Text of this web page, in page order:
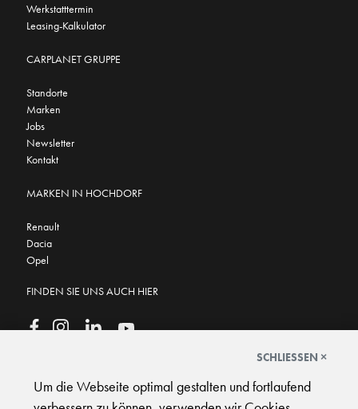
Werkstatttermin
Leasing-Kalkulator
CARPLANET GRUPPE
Standorte
Marken
Jobs
Newsletter
Kontakt
MARKEN IN HOCHDORF
Renault
Dacia
Opel
FINDEN SIE UNS AUCH HIER
GOOGLE BEWERTUNGEN
4.7 ★★★ ★★
★★★ ★★
SCHLIESSEN ×
Um die Webseite optimal gestalten und fortlaufend